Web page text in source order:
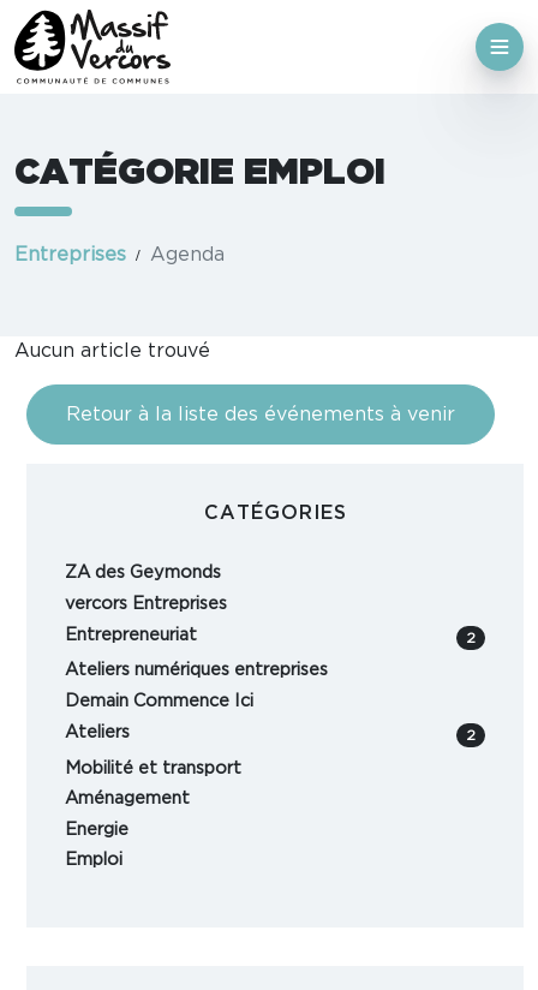
CATÉGORIE EMPLOI
Entreprises Agenda
Aucun article trouvé
Retour à la liste des événements à venir
CATÉGORIES
ZA des Geymonds
vercors Entreprises
Entrepreneuriat
2
Ateliers numériques entreprises
Demain Commence Ici
Ateliers
2
Mobilité et transport
Aménagement
Energie
Emploi